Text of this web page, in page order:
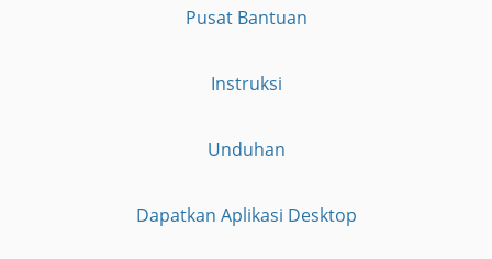
Pusat Bantuan
Instruksi
Unduhan
Dapatkan Aplikasi Desktop